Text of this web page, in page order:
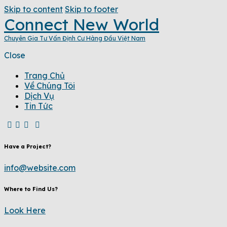
Skip to content Skip to footer
Connect New World
Chuyên Gia Tư Vấn Định Cư Hàng Đầu Việt Nam
Close
Trang Chủ
Về Chúng Tôi
Dịch Vụ
Tin Tức
Have a Project?
info@website.com
Where to Find Us?
Look Here